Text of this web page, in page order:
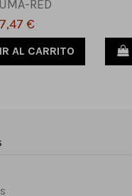
RED
€
AL CARRITO